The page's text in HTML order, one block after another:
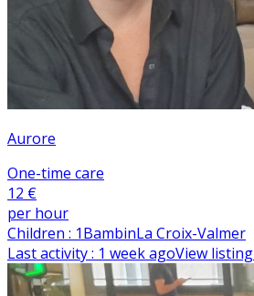
Aurore
One-time care
12 €
per hour
Children : 1BambinLa Croix-Valmer
Last activity: 1 week agoView listing